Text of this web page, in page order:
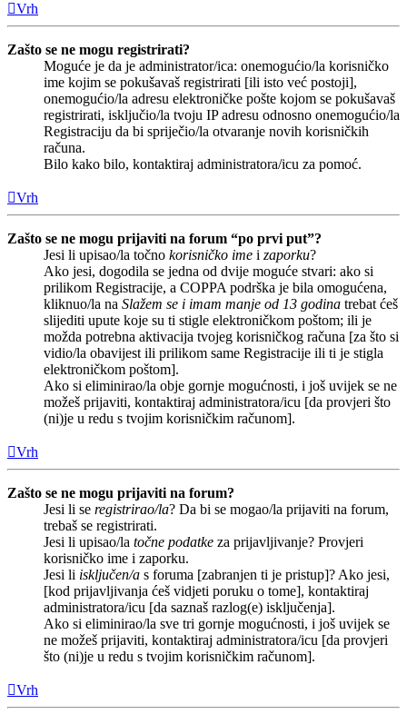
Vrh
Zašto se ne mogu registrirati?
Moguće je da je administrator/ica: onemogućio/la korisničko
ime kojim se pokušavaš registrirati [ili isto već postoji],
onemogućio/la adresu elektroničke pošte kojom se pokušavaš
registrirati, isključio/la tvoju IP adresu odnosno onemogućio/la
Registraciju da bi spriječio/la otvaranje novih korisničkih
računa.
Bilo kako bilo, kontaktiraj administratora/icu za pomoć.
Vrh
Zašto se ne mogu prijaviti na forum “po prvi put”?
Jesi li upisao/la točno korisničko ime i zaporku?
Ako jesi, dogodila se jedna od dvije moguće stvari: ako si
prilikom Registracije, a COPPA podrška je bila omogućena,
kliknuo/la na Slažem se i imam manje od 13 godina trebat ćeš
slijediti upute koje su ti stigle elektroničkom poštom; ili je
možda potrebna aktivacija tvojeg korisničkog računa [za što si
vidio/la obavijest ili prilikom same Registracije ili ti je stigla
elektroničkom poštom].
Ako si eliminirao/la obje gornje mogućnosti, i još uvijek se ne
možeš prijaviti, kontaktiraj administratora/icu [da provjeri što
(ni)je u redu s tvojim korisničkim računom].
Vrh
Zašto se ne mogu prijaviti na forum?
Jesi li se registrirao/la? Da bi se mogao/la prijaviti na forum,
trebaš se registrirati.
Jesi li upisao/la točne podatke za prijavljivanje? Provjeri
korisničko ime i zaporku.
Jesi li isključen/a s foruma [zabranjen ti je pristup]? Ako jesi,
[kod prijavljivanja ćeš vidjeti poruku o tome], kontaktiraj
administratora/icu [da saznaš razlog(e) isključenja].
Ako si eliminirao/la sve tri gornje mogućnosti, i još uvijek se
ne možeš prijaviti, kontaktiraj administratora/icu [da provjeri
što (ni)je u redu s tvojim korisničkim računom].
Vrh